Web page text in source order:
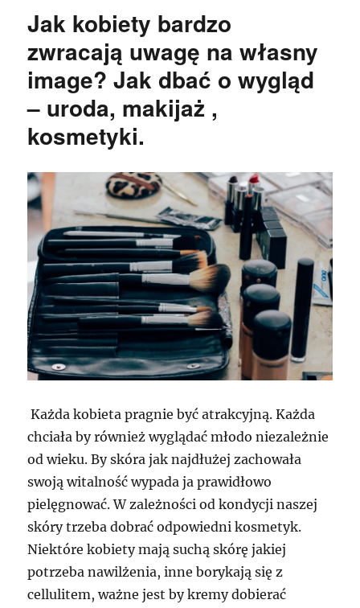
Jak kobiety bardzo
zwracają uwagę na własny
image? Jak dbać o wygląd
– uroda, makijaż ,
kosmetyki.
Każda kobieta pragnie być atrakcyjną. Każda
chciała by również wyglądać młodo niezależnie
od wieku. By skóra jak najdłużej zachowała
swoją witalność wypada ja prawidłowo
pielęgnować. W zależności od kondycji naszej
skóry trzeba dobrać odpowiedni kosmetyk.
Niektóre kobiety mają suchą skórę jakiej
potrzeba nawilżenia, inne borykają się z
cellulitem, ważne jest by kremy dobierać